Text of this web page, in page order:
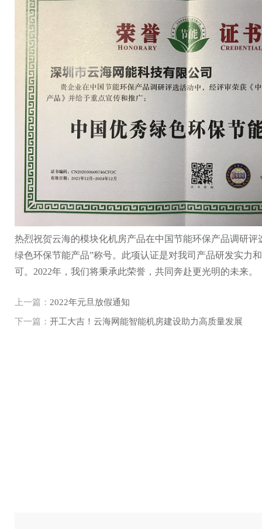
热烈祝贺云海的模块化机房产品在中国节能环保产品调研评
绿色环保节能产品”称号。此项认证是对我司产品研发实力
可。2022年，我们将秉承此荣誉，共同奔赴更光明的未来。
上一篇： 2022年元旦放假通知
下一篇： 开工大吉！云海网能智能机房建设助力高质量发展